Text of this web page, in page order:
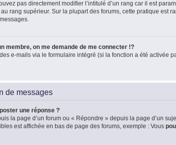
pas directement modifier l’intitulé d’un rang car il est
rang supérieur. Sur la plupart des forums, cette pratique est
membre, on me demande de me connecter !?
e-mails via le formulaire intégré (si la fonction a été activée
de messages
une réponse ?
la page d’un forum ou « Répondre » depuis la page d’un
est affichée en bas de page des forums, exemple : Vous